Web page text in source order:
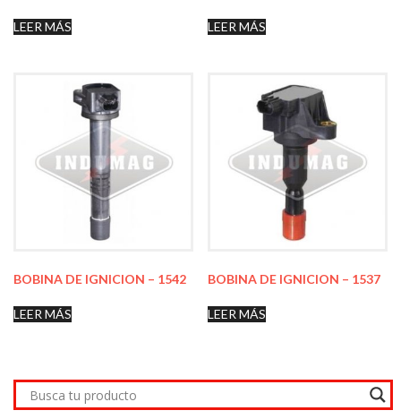
LEER MÁS LEER MÁS
BOBINA DE IGNICION – 1542
LEER MÁS
BOBINA DE IGNICION – 1537
LEER MÁS